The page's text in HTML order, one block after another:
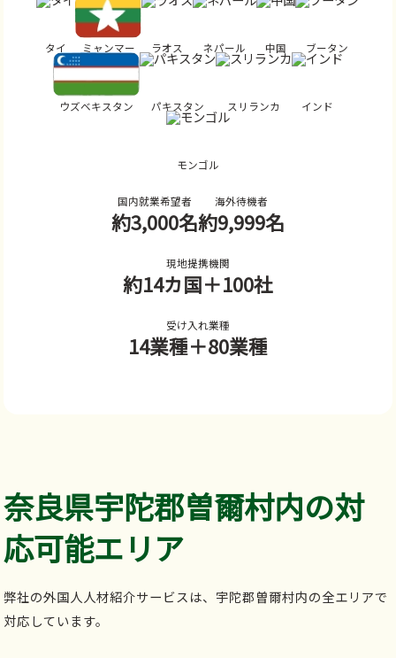
タイ ミャンマー ラオス ネパール 中国 ブータン
ウズベキスタン パキスタン スリランカ インド
モンゴル
国内就業希望者
約3,000名
海外待機者
約9,999名
現地提携機関
約14カ国＋100社
受け入れ業種
14業種＋80業種
奈良県宇陀郡曽爾村内の対
応可能エリア
弊社の外国人人材紹介サービスは、宇陀郡曽爾村内の全エリアで
対応しています。